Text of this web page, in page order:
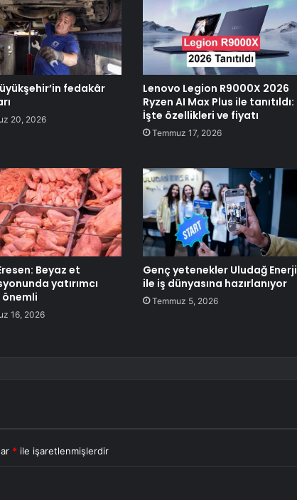
fedakâr
20, 2026
Lenovo Legion R9000X 2026
Ryzen AI Max Plus ile tanıtıldı:
İşte özellikleri ve fiyatı
Temmuz 17, 2026
Beyaz et
yatırımcı
önemli
16, 2026
Genç yetenekler Uludağ Enerji
ile iş dünyasına hazırlanıyor
Temmuz 5, 2026
* ile işaretlenmişlerdir